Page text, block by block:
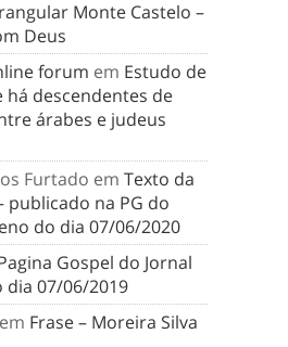
Monte Castelo –
Deus
forum em Estudo de
há descendentes de
árabes e judeus
Furtado em Texto da
publicado na PG do
do dia 07/06/2020
Gospel do Jornal
dia 07/06/2019
em Frase – Moreira Silva